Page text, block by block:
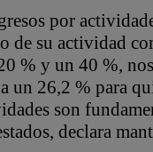
por
de su actividad
% y un 40 %,
un 26,2 % para
son
declara